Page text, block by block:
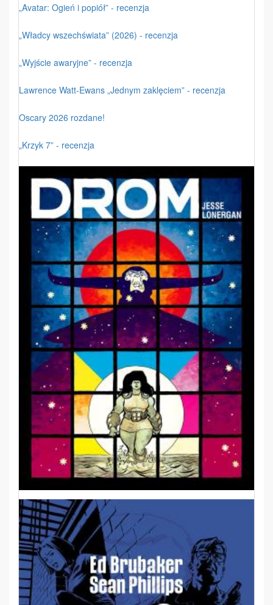
„Avatar: Ogień i popiół” - recenzja
„Władcy wszechświata” (2026) - recenzja
„Wyjście awaryjne” - recenzja
Lawrence Watt-Ewans „Jednym zaklęciem” - recenzja
Oscary 2026 rozdane!
„Krzyk 7” - recenzja